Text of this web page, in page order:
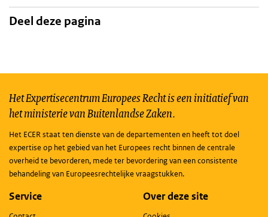
Deel deze pagina
Het Expertisecentrum Europees Recht is een initiatief van
het ministerie van Buitenlandse Zaken.
Het ECER staat ten dienste van de departementen en heeft tot doel
expertise op het gebied van het Europees recht binnen de centrale
overheid te bevorderen, mede ter bevordering van een consistente
behandeling van Europeesrechtelijke vraagstukken.
Service Over deze site